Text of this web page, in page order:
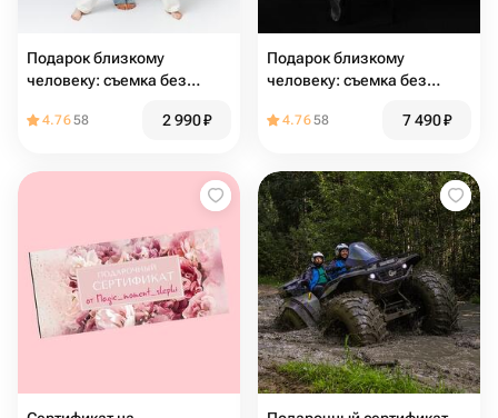
Подарок близкому
человеку: съемка без
4.7658 2 990₽
Подарок близкому
человеку: съемка без
4.7658 7 490₽